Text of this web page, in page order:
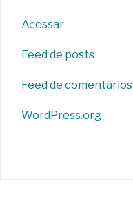
Acessar
Feed de posts
Feed de comentários
WordPress.org